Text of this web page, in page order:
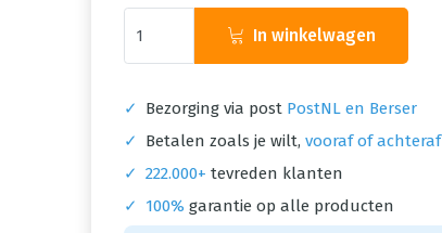
In winkelwagen
✓ Bezorging via post PostNL en Berser
✓
Betalen zoals je wilt, vooraf of achteraf
✓ 222.000+ tevreden klanten
✓
100% garantie op alle producten